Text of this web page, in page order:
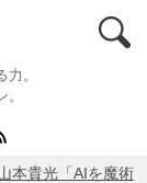
。
本貴光「AIを魔術